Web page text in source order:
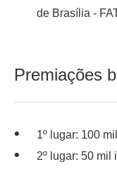
de Brasília -
Premiações
1º lugar: 100
2º lugar: 50 mil